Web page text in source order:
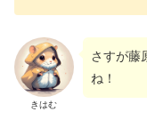
きはむ
さすが藤
ね！